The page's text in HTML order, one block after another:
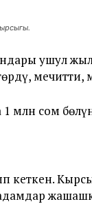
ушул
млн сом